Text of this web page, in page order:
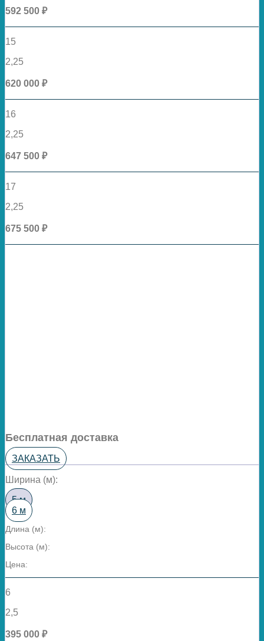
592 500 ₽
15
2,25
620 000 ₽
16
2,25
647 500 ₽
17
2,25
675 500 ₽
Бесплатная доставка
ЗАКАЗАТЬ
Ширина (м):
5 м
6 м
Длина (м):
Высота (м):
Цена:
6
2,5
395 000 ₽